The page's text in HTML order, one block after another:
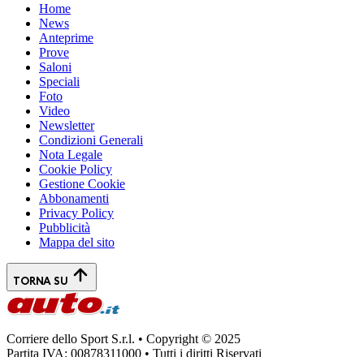
Home
News
Anteprime
Prove
Saloni
Speciali
Foto
Video
Newsletter
Condizioni Generali
Nota Legale
Cookie Policy
Gestione Cookie
Abbonamenti
Privacy Policy
Pubblicità
Mappa del sito
TORNA SU
Corriere dello Sport S.r.l. • Copyright © 2025
Partita IVA: 00878311000 • Tutti i diritti Riservati